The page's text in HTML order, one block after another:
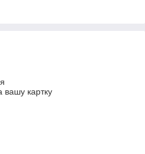
вашу картку